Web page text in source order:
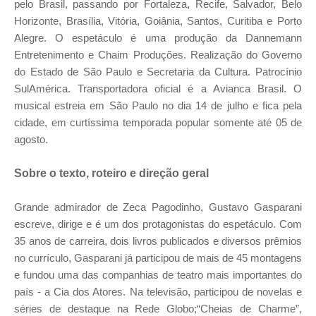
pelo Brasil, passando por Fortaleza, Recife, Salvador, Belo
Horizonte, Brasília, Vitória, Goiânia, Santos, Curitiba e Porto
Alegre. O espetáculo é uma produção da Dannemann
Entretenimento e Chaim Produções. Realização do Governo
do Estado de São Paulo e Secretaria da Cultura. Patrocínio
SulAmérica. Transportadora oficial é a Avianca Brasil. O
musical estreia em São Paulo no dia 14 de julho e fica pela
cidade, em curtíssima temporada popular somente até 05 de
agosto.
Sobre o texto, roteiro e direção geral
Grande admirador de Zeca Pagodinho, Gustavo Gasparani
escreve, dirige e é um dos protagonistas do espetáculo. Com
35 anos de carreira, dois livros publicados e diversos prêmios
no currículo, Gasparani já participou de mais de 45 montagens
e fundou uma das companhias de teatro mais importantes do
país - a Cia dos Atores. Na televisão, participou de novelas e
séries de destaque na Rede Globo;“Cheias de Charme”,